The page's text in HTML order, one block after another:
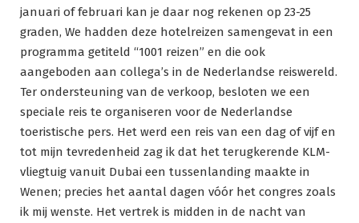
januari of februari kan je daar nog rekenen op 23-25
graden, We hadden deze hotelreizen samengevat in een
programma getiteld “1001 reizen” en die ook
aangeboden aan collega’s in de Nederlandse reiswereld.
Ter ondersteuning van de verkoop, besloten we een
speciale reis te organiseren voor de Nederlandse
toeristische pers. Het werd een reis van een dag of vijf en
tot mijn tevredenheid zag ik dat het terugkerende KLM-
vliegtuig vanuit Dubai een tussenlanding maakte in
Wenen; precies het aantal dagen vóór het congres zoals
ik mij wenste. Het vertrek is midden in de nacht van